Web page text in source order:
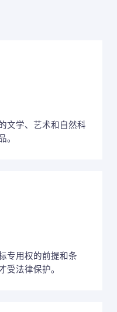
文学、艺术和自然科
专用权的前提和条
法律保护。